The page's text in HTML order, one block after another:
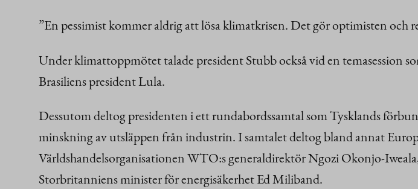
”En pessimist kommer aldrig att lösa klimatkrisen. Det gör optimisten och
Under klimattoppmötet talade president Stubb också vid en temasession
Brasiliens president Lula.
Dessutom deltog presidenten i ett rundabordssamtal som Tysklands
minskning av utsläppen från industrin. I samtalet deltog bland annat
Världshandelsorganisationen WTO:s generaldirektör Ngozi Okonjo-
Storbritanniens minister för energisäkerhet Ed Miliband.